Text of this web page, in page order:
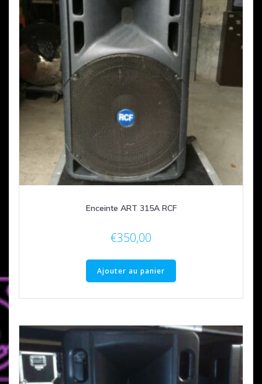
Enceinte ART 315A RCF
€350,00
Ajouter au panier